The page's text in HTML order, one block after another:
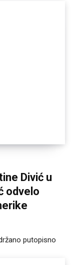
Divić u
odvelo
putopisno